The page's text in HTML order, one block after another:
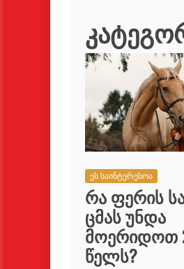
ეს საინტერესოა
რა ფერის
ცმას უნდა
მოერიდოთ
წელს?